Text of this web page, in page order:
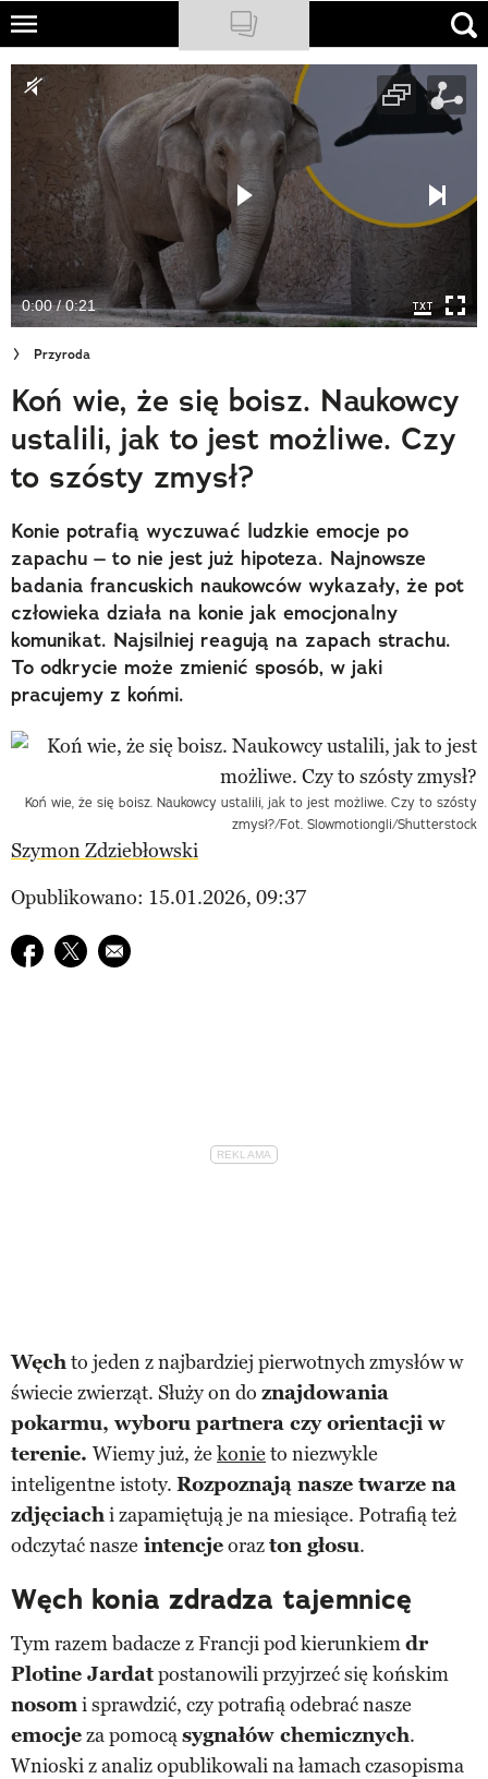
Skip
main
content
NATIONAL GEOGRAPHIC
TRAVELER
PODCASTY
Sklep
Newsletter
Cuda Polski
Wielki Konkurs Fotograficzny
Trendbook Podróżniczy
Polecane
0:00 / 0:21
Przyroda
Koń wie, że się boisz. Naukowcy
ustalili, jak to jest możliwe. Czy
to szósty zmysł?
Konie potrafią wyczuwać ludzkie emocje po
zapachu – to nie jest już hipoteza. Najnowsze
badania francuskich naukowców wykazały, że pot
człowieka działa na konie jak emocjonalny
komunikat. Najsilniej reagują na zapach strachu.
To odkrycie może zmienić sposób, w jaki
pracujemy z końmi.
Koń wie, że się boisz. Naukowcy ustalili, jak to jest możliwe. Czy to szósty
zmysł?/Fot. Slowmotiongli/Shutterstock
Szymon Zdziebłowski
Opublikowano: 15.01.2026, 09:37
Udostępnij na facebook
Udostępnij na twitter
E-mail do przyjaciela
Węchto jeden z najbardziej pierwotnych zmysłów w
świecie zwierząt. Służy on do znajdowania
pokarmu, wyboru partnera czy orientacji w
terenie. Wiemy już, że konie to niezwykle
inteligentne istoty. Rozpoznają nasze twarze na
zdjęciachi zapamiętują je na miesiące. Potrafią też
odczytać nasze intencjeorazton głosu.
Węch konia zdradza tajemnicę
Tym razem badacze z Francji pod kierunkiemdr
Plotine Jardatpostanowili przyjrzeć się końskim
nosomi sprawdzić, czy potrafią odebrać nasze
emocjeza pomocąsygnałów chemicznych.
Wnioski z analiz opublikowali na łamach czasopisma